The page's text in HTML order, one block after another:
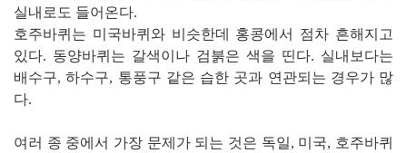
실내로도 들어온다.
호주바퀴는 미국바퀴와 비슷한데 홍콩에서 점차 흔해지고
있다. 동양바퀴는 갈색이나 검붉은 색을 띤다. 실내보다는
배수구, 하수구, 통풍구 같은 습한 곳과 연관되는 경우가 많
다.
여러 종 중에서 가장 문제가 되는 것은 독일, 미국, 호주바퀴